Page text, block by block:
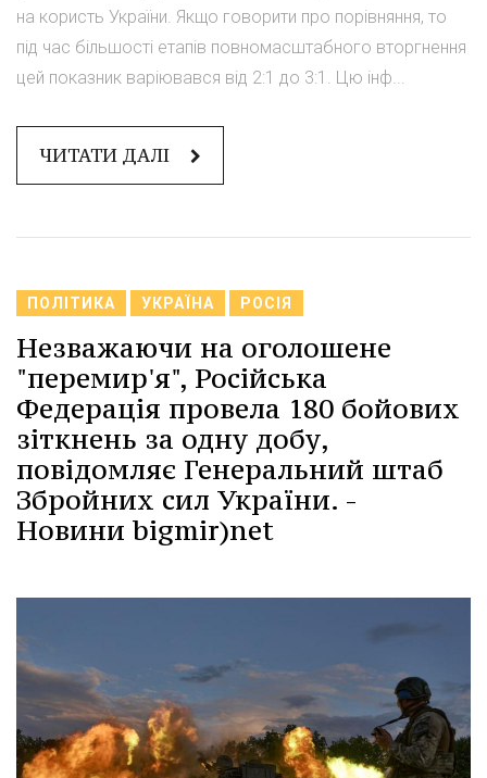
на користь України. Якщо говорити про порівняння, то
під час більшості етапів повномасштабного вторгнення
цей показник варіювався від 2:1 до 3:1. Цю інф...
ЧИТАТИ ДАЛІ
ПОЛІТИКА УКРАЇНА РОСІЯ
Незважаючи на оголошене
"перемир'я", Російська
Федерація провела 180 бойових
зіткнень за одну добу,
повідомляє Генеральний штаб
Збройних сил України. -
Новини bigmir)net